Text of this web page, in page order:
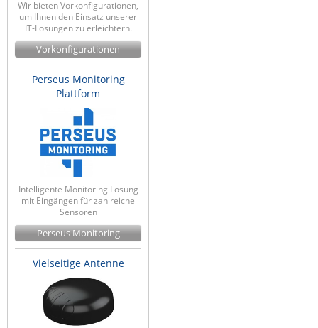
Wir bieten Vorkonfigurationen,
um Ihnen den Einsatz unserer
IT-Lösungen zu erleichtern.
Vorkonfigurationen
Perseus Monitoring
Plattform
Intelligente Monitoring Lösung
mit Eingängen für zahlreiche
Sensoren
Perseus Monitoring
Vielseitige Antenne